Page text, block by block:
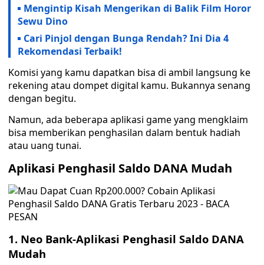
Mengintip Kisah Mengerikan di Balik Film Horor
Sewu Dino
Cari Pinjol dengan Bunga Rendah? Ini Dia 4
Rekomendasi Terbaik!
Komisi yang kamu dapatkan bisa di ambil langsung ke
rekening atau dompet digital kamu. Bukannya senang
dengan begitu.
Namun, ada beberapa aplikasi game yang mengklaim
bisa memberikan penghasilan dalam bentuk hadiah
atau uang tunai.
Aplikasi Penghasil Saldo DANA Mudah
1. Neo Bank-Aplikasi Penghasil Saldo DANA
Mudah